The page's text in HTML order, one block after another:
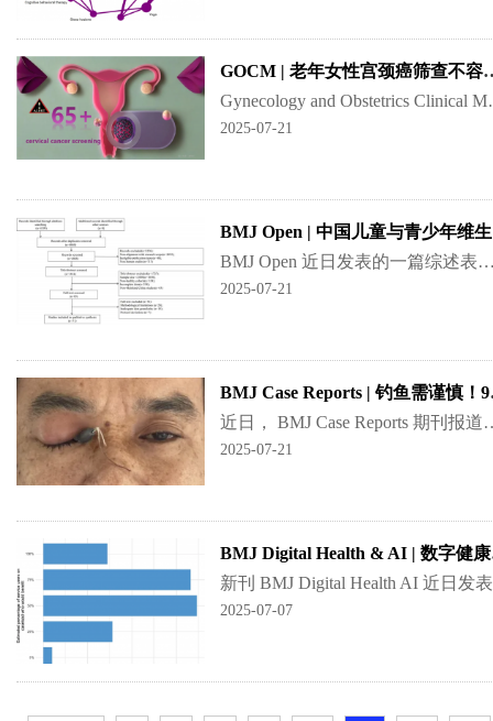
GOCM | 老年女性宫颈癌
Gynecology and Obstetrics
2025-07-21
BMJ Open 近日发表的一篇综述表明， 维生素D缺乏在中国大陆儿童和青少年中是一个普遍存在的问题，在大龄儿童中尤为显著 。
2025-07-21
BMJ
近日， BMJ Case Reports 期刊报道了一例由9厘米铅坠导致
2025-07-21
2025-07-07